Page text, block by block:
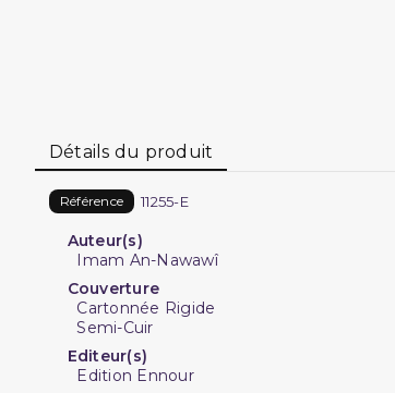
Détails du produit
Référence 11255-E
Auteur(s)
Imam An-Nawawî
Couverture
Cartonnée Rigide
Semi-Cuir
Editeur(s)
Edition Ennour